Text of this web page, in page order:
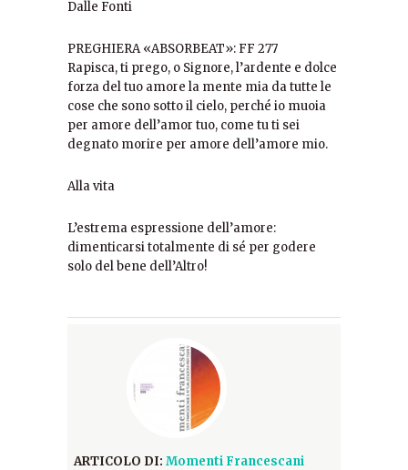
Dalle Fonti
PREGHIERA «ABSORBEAT»: FF 277
Rapisca, ti prego, o Signore, l’ardente e dolce
forza del tuo amore la mente mia da tutte le
cose che sono sotto il cielo, perché io muoia
per amore dell’amor tuo, come tu ti sei
degnato morire per amore dell’amore mio.
Alla vita
L’estrema espressione dell’amore:
dimenticarsi totalmente di sé per godere
solo del bene dell’Altro!
ARTICOLO DI: Momenti Francescani